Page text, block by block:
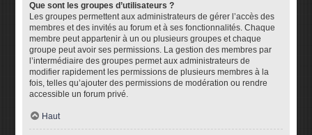
Que sont les groupes d’utilisateurs ?
Les groupes permettent aux administrateurs de gérer l’accès des
membres et des invités au forum et à ses fonctionnalités. Chaque
membre peut appartenir à un ou plusieurs groupes et chaque
groupe peut avoir ses permissions. La gestion des membres par
l’intermédiaire des groupes permet aux administrateurs de
modifier rapidement les permissions de plusieurs membres à la
fois, telles qu’ajouter des permissions de modération ou rendre
accessible un forum privé.
Haut